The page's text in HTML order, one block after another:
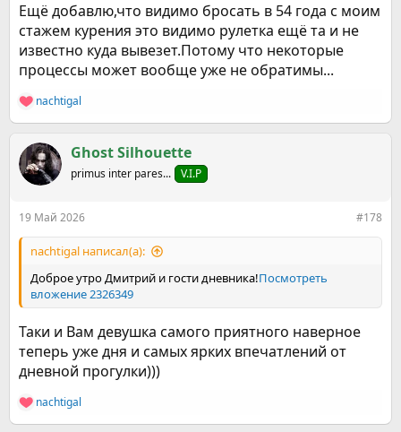
приукрашено)))Да с восстановлением тонуса-энергии,а так
же бронхов-лёгких очистка и восстановление движется
очень не быстро,прямо скажем медленно(((А это
наиважнейшие факторы.У меня вообще сейчас состояние
переходит из апатии на процесс бросания к озлоблению на
весь этот процесс((Просто по факту не сбываются
ожидания,более того уже писал,что за две недели набрал
на ровном месте 2.7кг.и это притом,что вообще в еде
ничего не изменил и никакие стрессы и накаты не заедаю от
слова вообще ни как!!!Представь в каком я был шоке(здесь
должно быть другое слово не для форума),когда стал на
было!!!Это реально жесть!!!Я же чувствую что в джинсу
свою скоро вообще не влезу!!!Короче обмен веществ тоже
напрочь сбился так же как видимо и метаболизм(((Такие
вот мой друг печальные наблюдения((Отказываться от
начатой борьбы я не собираюсь,но очень уже хочется
хороших новостей)))
Ещё добавлю,что видимо бросать в 54 года с моим
стажем курения это видимо рулетка ещё та и не
известно куда вывезет.Потому что некоторые
процессы может вообще уже не обратимы...
Р
е
к
ц
и
nachtigal
Ghost Silhouette
primus inter pares... V.I.P
19 Май 2026 #178
nachtigal написал(а):
Доброе утро Дмитрий и гости дневника!Посмотреть
вложение 2326349
Таки и Вам девушка самого приятного наверное
теперь уже дня и самых ярких впечатлений от
дневной прогулки)))
Р
е
nachtigal